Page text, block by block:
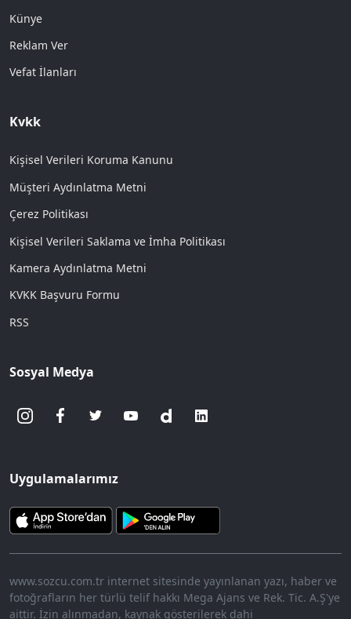
Künye
Reklam Ver
Vefat İlanları
Kvkk
Kişisel Verileri Koruma Kanunu
Müşteri Aydınlatma Metni
Çerez Politikası
Kişisel Verileri Saklama ve İmha Politikası
Kamera Aydınlatma Metni
KVKK Başvuru Formu
RSS
Sosyal Medya
Uygulamalarımız
www.sozcu.com.tr internet sitesinde yayınlanan yazı, haber ve
fotoğrafların her türlü telif hakkı Mega Ajans ve Rek. Tic. A.Ş'ye
aittir. İzin alınmadan, kaynak gösterilerek dahi